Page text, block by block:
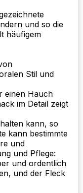
und so die
häufigem
Stil und
einen Hauch
im Detail zeigt
kann, so
kann bestimmte
und
und Pflege:
und ordentlich
und der Fleck